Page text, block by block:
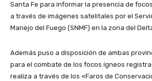
Santa Fe para informar la presencia de
a través de imágenes satelitales por el
Manejo del Fuego (SNMF) en la zona del
Además puso a disposición de ambas
para el combate de los focos ígneos
realiza a través de los «Faros de